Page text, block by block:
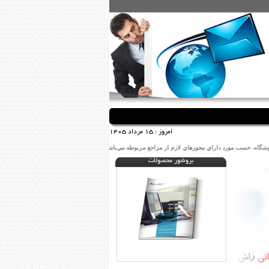
امروز : 15 مرداد 1405
حسب مورد داراي مجوزهاي لازم از مراجع مربوطه مي‌باشند و فعاليت‌هاي اين سايت تابع قوانين و
بروشور محصولات